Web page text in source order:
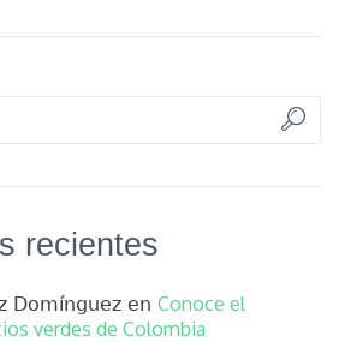
recientes
Domínguez en Conoce el
verdes de Colombia